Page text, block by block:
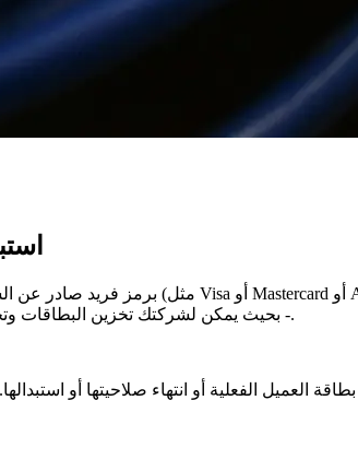
- بحيث يمكن لشركتك تخزين البطاقات وتحصيل المدفوعات من العملاء دون الاحتفاظ ببيانات البطاقة الحساسة.
الفعلية أو انتهاء صلاحيتها أو